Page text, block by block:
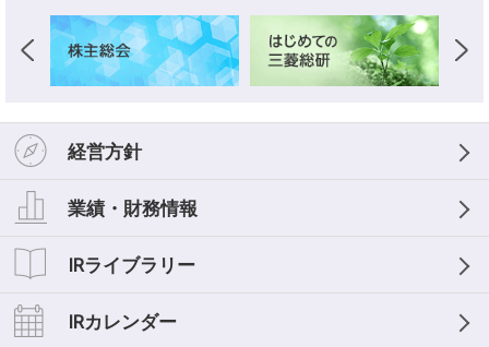
経営方針
業績・財務情報
IRライブラリー
IRカレンダー